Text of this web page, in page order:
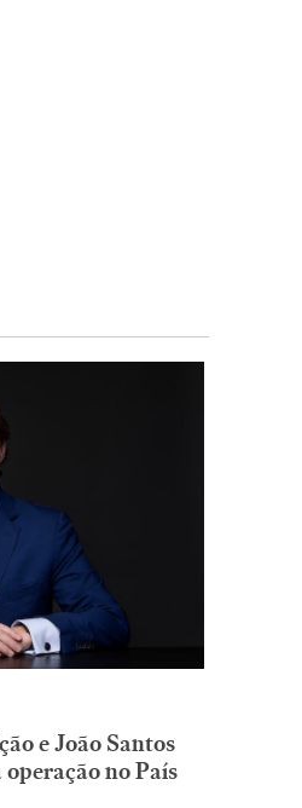
e João Santos
operação no País